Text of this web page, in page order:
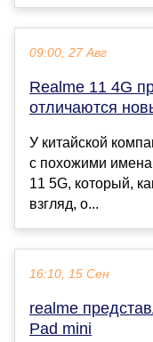
09:00, 27 Авг
Realme 11 4G
отличаются
У китайской
с похожими
11 5G, который,
взгляд, о...
16:10, 15 Сен
realme
Pad mini